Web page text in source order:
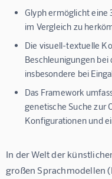
Glyph ermöglicht eine
im Vergleich zu
Die visuell-textuelle
Beschleunigungen
insbesondere bei
Das Framework
genetische Suche zur
Konfigurationen und
In der Welt der
großen Sprachmodellen